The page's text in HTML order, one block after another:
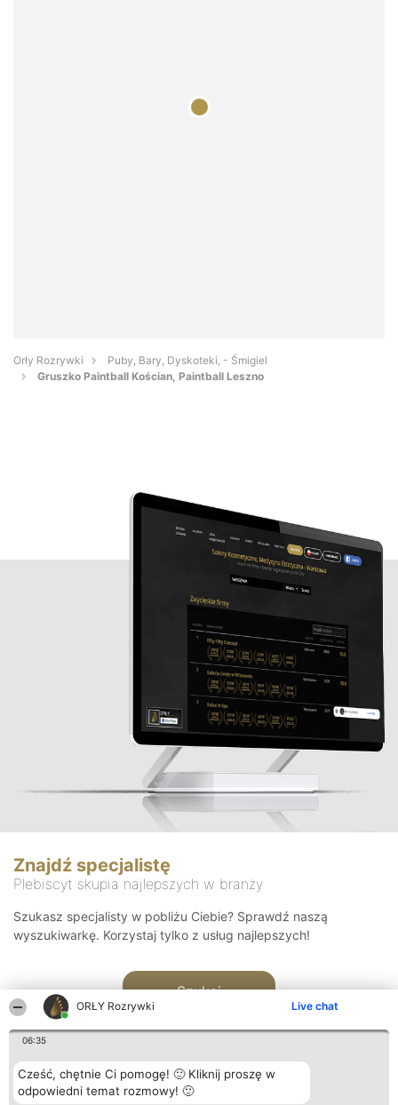
ORŁY Rozrywki Live chat
06:35
Cześć, chętnie Ci pomogę! 🙂 Kliknij proszę w
odpowiedni temat rozmowy! 🙂
Orły Rozrywki
Puby, Bary, Dyskoteki, - Śmigiel
Gruszko Paintball Kościan, Paintball Leszno
Znajdź specjalistę
Plebiscyt skupia najlepszych w branży
Szukasz specjalisty w pobliżu Ciebie? Sprawdź naszą
wyszukiwarkę. Korzystaj tylko z usług najlepszych!
Szukaj